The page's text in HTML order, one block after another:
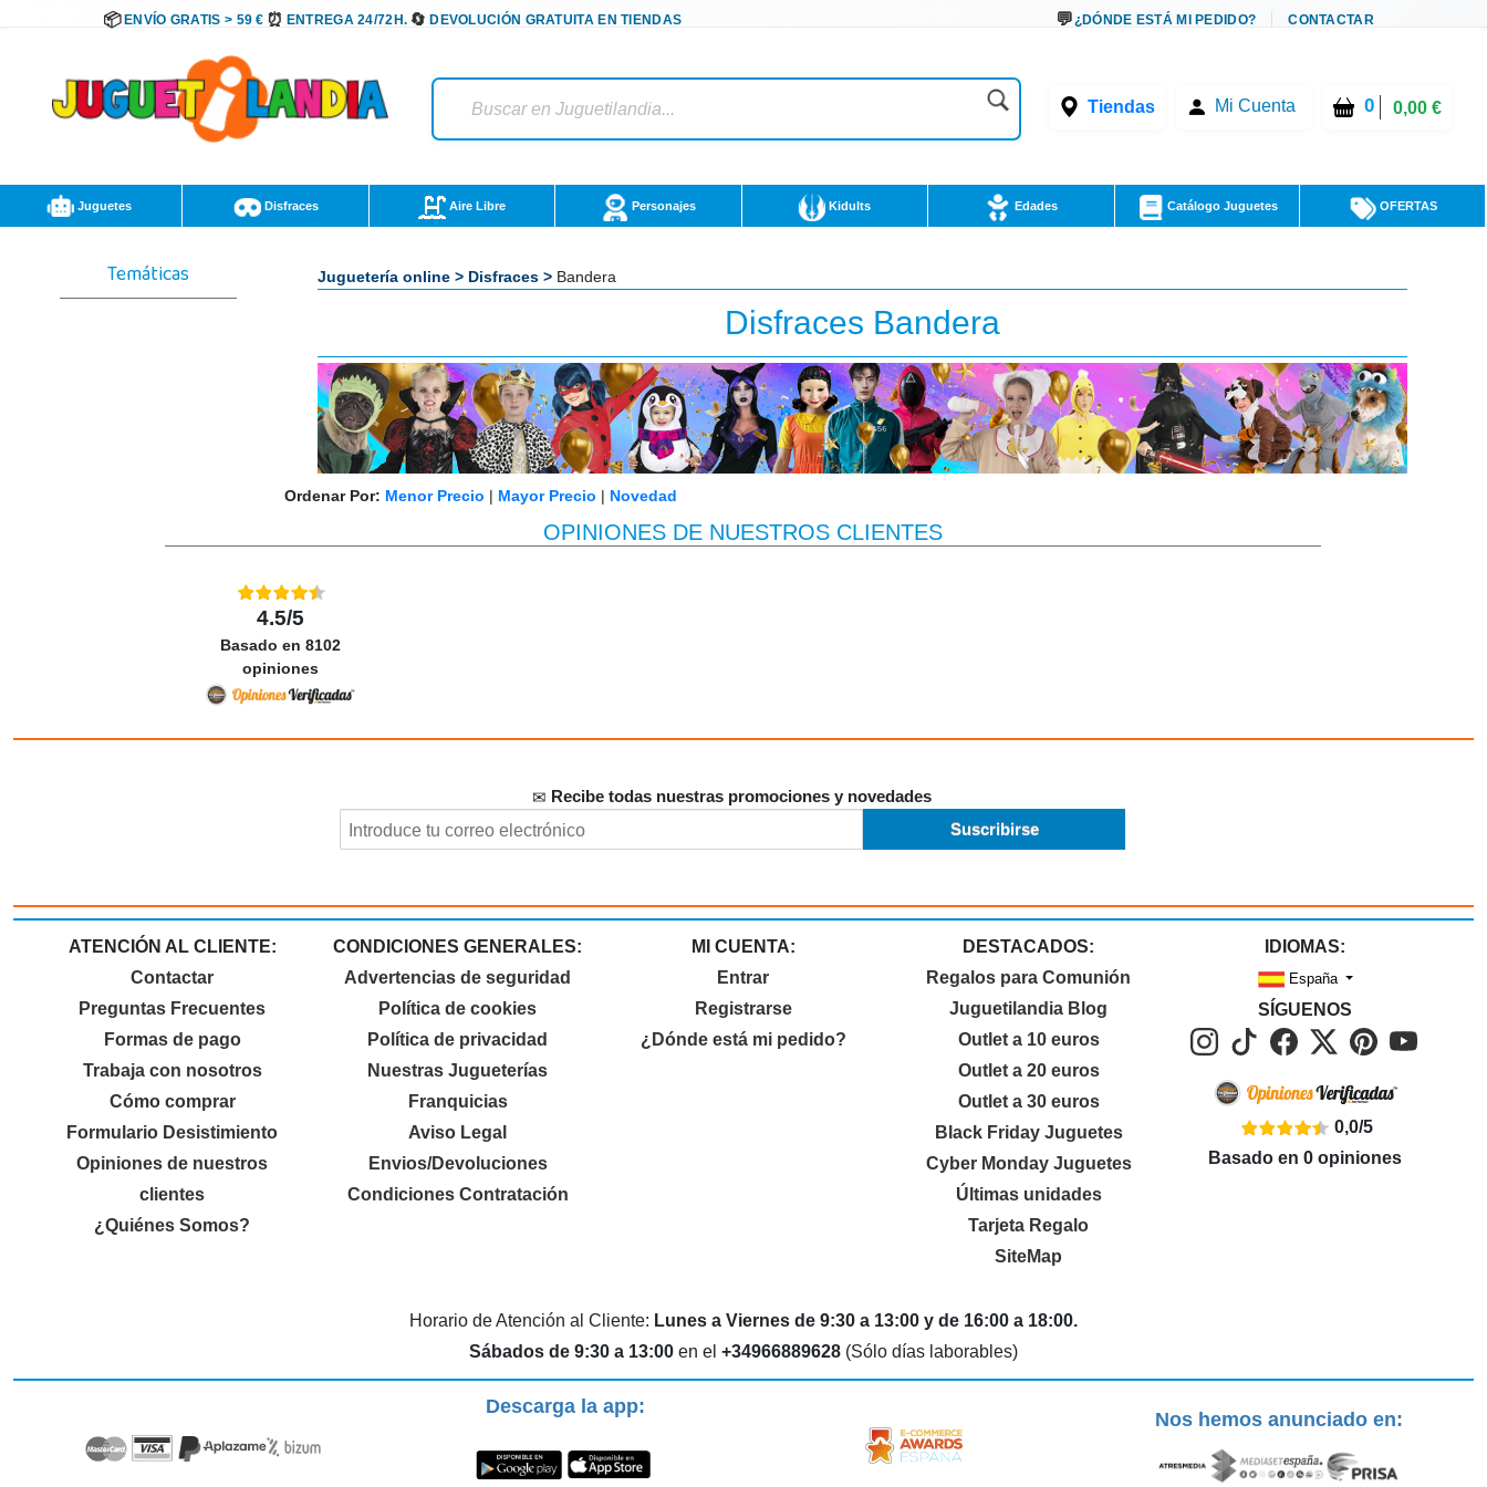
ENVÍO GRATIS > 59 € ENTREGA 24/72H. DEVOLUCIÓN GRATUITA EN TIENDAS ¿DÓNDE ESTÁ MI PEDIDO? CONTACTAR
Tiendas Mi Cuenta 0 0,00 €
Juguetes Disfraces Aire Libre Personajes Kidults Edades Catálogo Juguetes OFERTAS
Temáticas Juguetería online > Disfraces > Bandera
Disfraces Bandera
Ordenar Por: Menor Precio | Mayor Precio | Novedad
OPINIONES DE NUESTROS CLIENTES
4.5/5
Basado en 8102
opiniones
Recibe todas nuestras promociones y novedades
ATENCIÓN AL CLIENTE:
Contactar
Preguntas Frecuentes
Formas de pago
Trabaja con nosotros
Cómo comprar
Formulario Desistimiento
Opiniones de nuestros
clientes
¿Quiénes Somos?
CONDICIONES GENERALES:
Advertencias de seguridad
Política de cookies
Política de privacidad
Nuestras Jugueterías
Franquicias
Aviso Legal
Envios/Devoluciones
Condiciones Contratación
MI CUENTA:
Entrar
Registrarse
¿Dónde está mi pedido?
DESTACADOS:
Regalos para Comunión
Juguetilandia Blog
Outlet a 10 euros
Outlet a 20 euros
Outlet a 30 euros
Black Friday Juguetes
Cyber Monday Juguetes
Últimas unidades
Tarjeta Regalo
SiteMap
IDIOMAS:
España
SÍGUENOS
0,0/5
Basado en0 opiniones
Horario de Atención al Cliente: Lunes a Viernes de 9:30 a 13:00 y de 16:00 a 18:00.
Sábados de 9:30 a 13:00en el +34966889628(Sólo días laborables)
Descarga la app:
Nos hemos anunciado en: